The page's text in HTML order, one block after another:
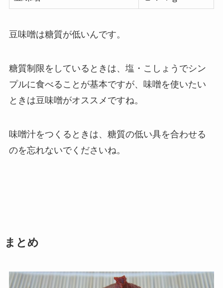
豆味噌は糖質が低いんです。
糖質制限をしているときは、塩・こしょうでシン
プルに食べることが基本ですが、味噌を使いたい
ときは豆味噌がオススメですね。
味噌汁をつくるときは、糖質の低い具を合わせる
のを忘れないでくださいね。
まとめ